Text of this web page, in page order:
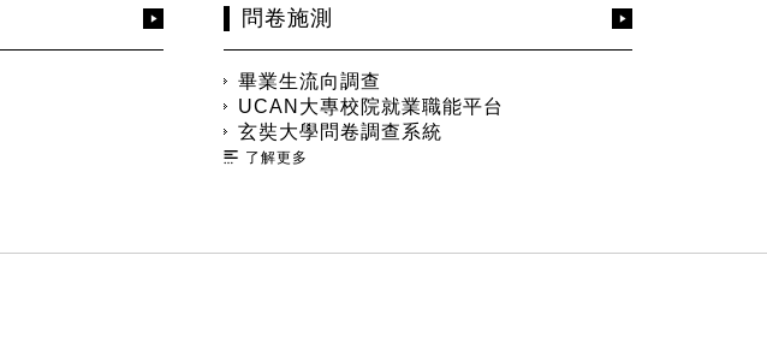
問卷施測
畢業生流向調查
UCAN大專校院就業職能平台
玄奘大學問卷調查系統
了解更多